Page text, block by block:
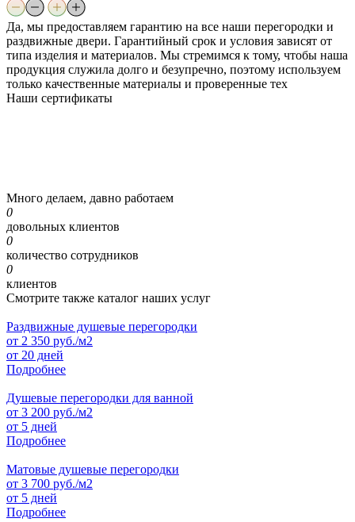
Да, мы предоставляем гарантию на все наши перегородки и
раздвижные двери. Гарантийный срок и условия зависят от
типа изделия и материалов. Мы стремимся к тому, чтобы наша
продукция служила долго и безупречно, поэтому используем
только качественные материалы и проверенные тех
Наши сертификаты
Много делаем, давно работаем
0
довольных клиентов
0
количество сотрудников
0
клиентов
Смотрите также каталог наших услуг
Раздвижные душевые перегородки
от 2 350 руб./м2
от 20 дней
Подробнее
Душевые перегородки для ванной
от 3 200 руб./м2
от 5 дней
Подробнее
Матовые душевые перегородки
от 3 700 руб./м2
от 5 дней
Подробнее